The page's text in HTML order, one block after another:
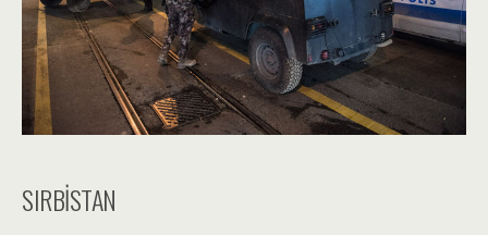
SIRBİSTAN